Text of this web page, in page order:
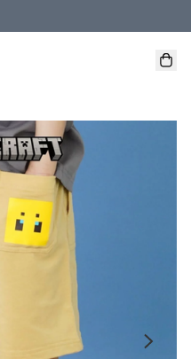
本地送貨、本地取貨 )